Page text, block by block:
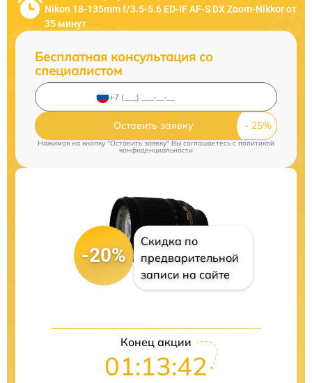
Nikon 18-135mm f/3.5-5.6 ED-IF AF-S DX Zoom-Nikkor от
35 минут
Бесплатная консультация со
специалистом
Оставить заявку
Нажимая на кнопку "Оставить заявку" Вы соглашаетесь cполитикой
конфиденциальности
-20%
Скидка по
предварительной
записи на сайте
Конец акции
01:13:41